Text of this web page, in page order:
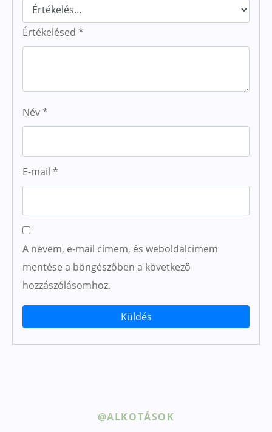
Értékelésed *
Név*
E-mail *
A nevem, e-mail címem, és weboldalcímem
mentése a böngészőben a következő
hozzászólásomhoz.
@ALKOTÁSOK